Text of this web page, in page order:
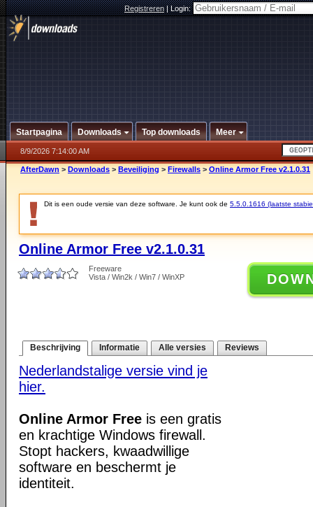
Registreren|Login:
Startpagina Downloads Top downloads Meer
8/9/2026 7:14:00 AM
AfterDawn > Downloads > Beveiliging > Firewalls > Online Armor Free v2.1.0.31
Dit is een oude versie van deze software. Je kunt ook de 5.5.0.1616 (laatste
Online Armor Free v2.1.0.31
Freeware
Vista / Win2k / Win7 / WinXP
Beschrijving Informatie Alle versies Reviews
Nederlandstalige versie vind je
hier.
Online Armor Free is een gratis
en krachtige Windows firewall.
Stopt hackers, kwaadwillige
software en beschermt je
identiteit.